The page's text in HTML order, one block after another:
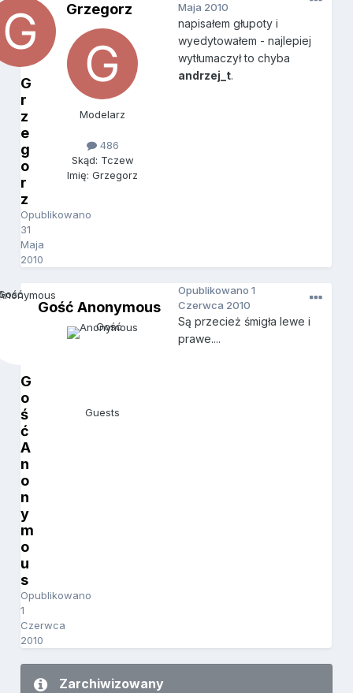
G
r
z
e
g
o
r
z
Opublikowano
31
Maja
2010
Grzegorz
Modelarz
486
Skąd: Tczew
Imię: Grzegorz
Maja 2010
napisałem głupoty i
wyedytowałem - najlepiej
wytłumaczył to chyba
andrzej_t.
G
o
ś
ć
A
n
o
n
y
m
o
u
s
Opublikowano
1
Czerwca
2010
Gość Anonymous
Guests
Opublikowano1
Czerwca 2010
Są przecież śmigła lewe i
prawe....
Zarchiwizowany